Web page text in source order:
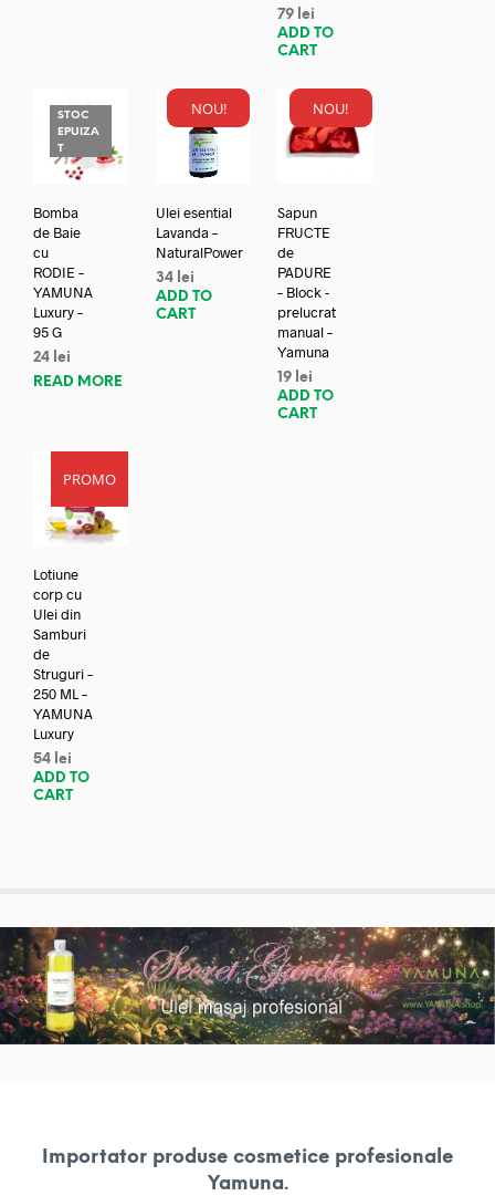
79 lei
ADD TO
CART
STOC
EPUIZA
T
Bomba
de Baie
cu
RODIE –
YAMUNA
Luxury –
95 G
24 lei
READ MORE
NOU!
Ulei esential
Lavanda –
NaturalPower
34 lei
ADD TO
CART
NOU!
Sapun
FRUCTE
de
PADURE
– Block -
prelucrat
manual –
Yamuna
19 lei
ADD TO
CART
PROMO
Lotiune
corp cu
Ulei din
Samburi
de
Struguri –
250 ML –
YAMUNA
Luxury
54 lei
ADD TO
CART
Importator produse cosmetice profesionale
Yamuna.